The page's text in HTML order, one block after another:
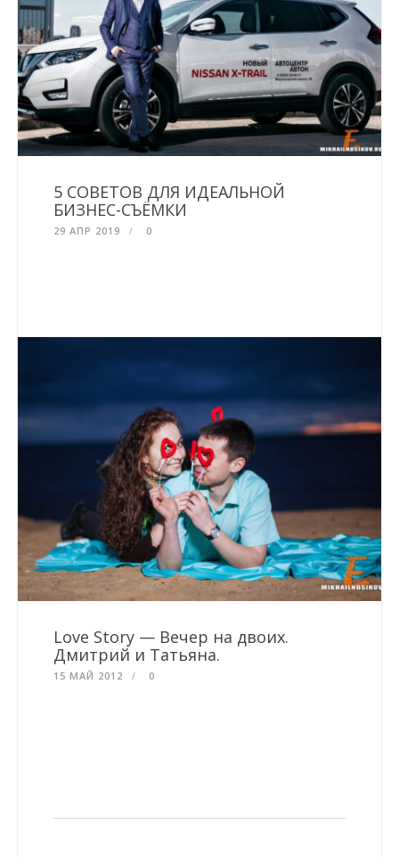
5 СОВЕТОВ ДЛЯ ИДЕАЛЬНОЙ
БИЗНЕС-СЪЁМКИ
29 АПР 2019 0
Love Story — Вечер на двоих.
Дмитрий и Татьяна.
15 МАЙ 2012 0